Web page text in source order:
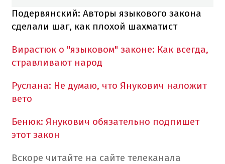
Подервянский: Авторы языкового закона
сделали шаг, как плохой шахматист
Вирастюк о "языковом" законе: Как всегда,
стравливают народ
Руслана: Не думаю, что Янукович наложит
вето
Бенюк: Янукович обязательно подпишет
этот закон
Вскоре читайте на сайте телеканала